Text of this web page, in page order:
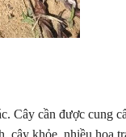
Cây cần được cung
cây khỏe, nhiều hoa
RIÊNG, CÀ PHÊ,